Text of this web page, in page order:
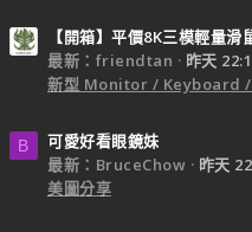
【開箱】平價8K三模輕量滑
最新：friendtan
昨天
新型 Monitor / Keyboard /
B
可愛好看眼鏡妹
最新：BruceChow
昨天
美圖分享